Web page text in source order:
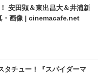
安田顕＆東出昌大＆井浦新
・画像 | cinemacafe.net
タチュー！『スパイダーマ